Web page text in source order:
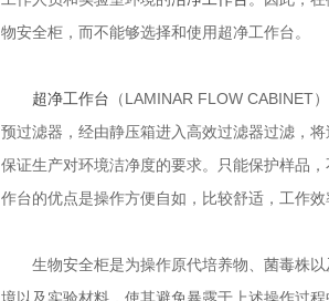
物安全柜，而不能够选择和使用超净工作台。
超净工作台 （LAMINAR FLOW CABINET
预过滤器，经由静压箱进入高效过滤器过滤，
保证生产对环境洁净度的要求。只能保护样品
作台的优点是操作方便自如，比较舒适，工作
生物安全柜是为操作原代培养物、菌毒株